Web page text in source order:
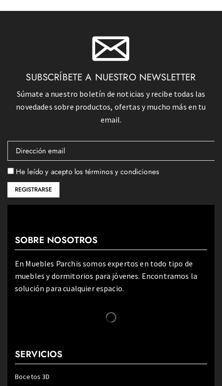
SUBSCRÍBETE A NUESTRO NEWSLETTER
Súmate a nuestro boletín de noticias y recibe todas las
novedades sobre productos, ofertas y mucho más en tu
email.
He leído y acepto los términos y condiciones
SOBRE NOSOTROS
En Muebles Parchis somos expertos en todo tipo de
muebles y dormitorios para jóvenes. Encontramos la
solución para cualquier espacio.
SERVICIOS
Bocetos 3D